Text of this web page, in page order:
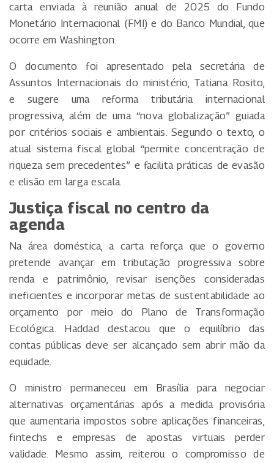
carta enviada à reunião anual de 2025 do Fundo
Monetário Internacional (FMI) e do Banco Mundial, que
ocorre em Washington.
O documento foi apresentado pela secretária de
Assuntos Internacionais do ministério, Tatiana Rosito,
e sugere uma reforma tributária internacional
progressiva, além de uma “nova globalização” guiada
por critérios sociais e ambientais. Segundo o texto, o
atual sistema fiscal global “permite concentração de
riqueza sem precedentes” e facilita práticas de evasão
e elisão em larga escala.
Justiça fiscal no centro da
agenda
Na área doméstica, a carta reforça que o governo
pretende avançar em tributação progressiva sobre
renda e patrimônio, revisar isenções consideradas
ineficientes e incorporar metas de sustentabilidade ao
orçamento por meio do Plano de Transformação
Ecológica. Haddad destacou que o equilíbrio das
contas públicas deve ser alcançado sem abrir mão da
equidade.
O ministro permaneceu em Brasília para negociar
alternativas orçamentárias após a medida provisória
que aumentaria impostos sobre aplicações financeiras,
fintechs e empresas de apostas virtuais perder
validade. Mesmo assim, reiterou o compromisso de